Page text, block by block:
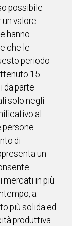
possibile
valore
hanno
che le
periodo-
15
da parte
solo negli
al
persone
di
un
mercati in più
a
più solida ed
produttiva